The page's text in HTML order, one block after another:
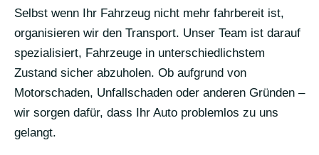
Selbst wenn Ihr Fahrzeug nicht mehr fahrbereit ist,
organisieren wir den Transport. Unser Team ist darauf
spezialisiert, Fahrzeuge in unterschiedlichstem
Zustand sicher abzuholen. Ob aufgrund von
Motorschaden, Unfallschaden oder anderen Gründen –
wir sorgen dafür, dass Ihr Auto problemlos zu uns
gelangt.